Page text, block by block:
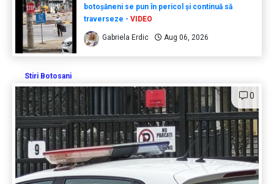
botoșăneni se pun în pericol și continuă să
traverseze - VIDEO
Gabriela Erdic Aug 06, 2026
Stiri Botosani
0